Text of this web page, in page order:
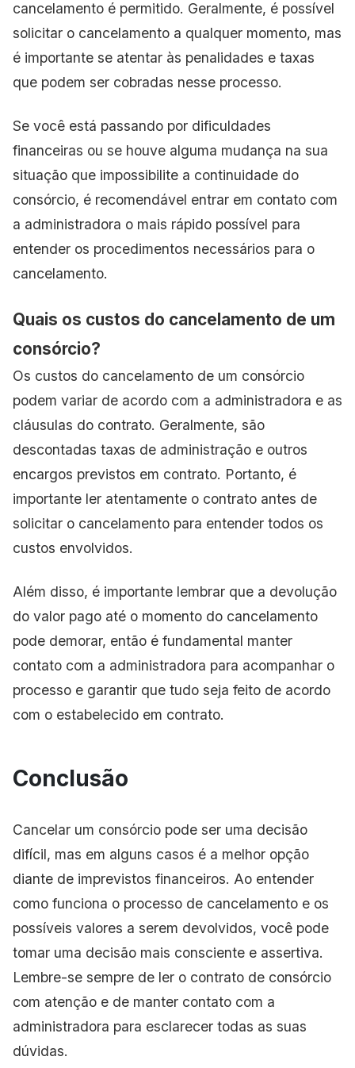
cancelamento é permitido. Geralmente, é possível
solicitar o cancelamento a qualquer momento, mas
é importante se atentar às penalidades e taxas
que podem ser cobradas nesse processo.
Se você está passando por dificuldades
financeiras ou se houve alguma mudança na sua
situação que impossibilite a continuidade do
consórcio, é recomendável entrar em contato com
a administradora o mais rápido possível para
entender os procedimentos necessários para o
cancelamento.
Quais os custos do cancelamento de um
consórcio?
Os custos do cancelamento de um consórcio
podem variar de acordo com a administradora e as
cláusulas do contrato. Geralmente, são
descontadas taxas de administração e outros
encargos previstos em contrato. Portanto, é
importante ler atentamente o contrato antes de
solicitar o cancelamento para entender todos os
custos envolvidos.
Além disso, é importante lembrar que a devolução
do valor pago até o momento do cancelamento
pode demorar, então é fundamental manter
contato com a administradora para acompanhar o
processo e garantir que tudo seja feito de acordo
com o estabelecido em contrato.
Conclusão
Cancelar um consórcio pode ser uma decisão
difícil, mas em alguns casos é a melhor opção
diante de imprevistos financeiros. Ao entender
como funciona o processo de cancelamento e os
possíveis valores a serem devolvidos, você pode
tomar uma decisão mais consciente e assertiva.
Lembre-se sempre de ler o contrato de consórcio
com atenção e de manter contato com a
administradora para esclarecer todas as suas
dúvidas.